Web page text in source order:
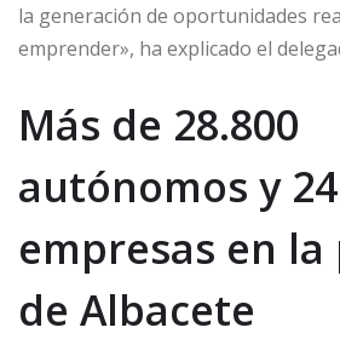
la generación de oportunidades
emprender», ha explicado el
Más de 28.800
autónomos y
empresas en
de Albacete